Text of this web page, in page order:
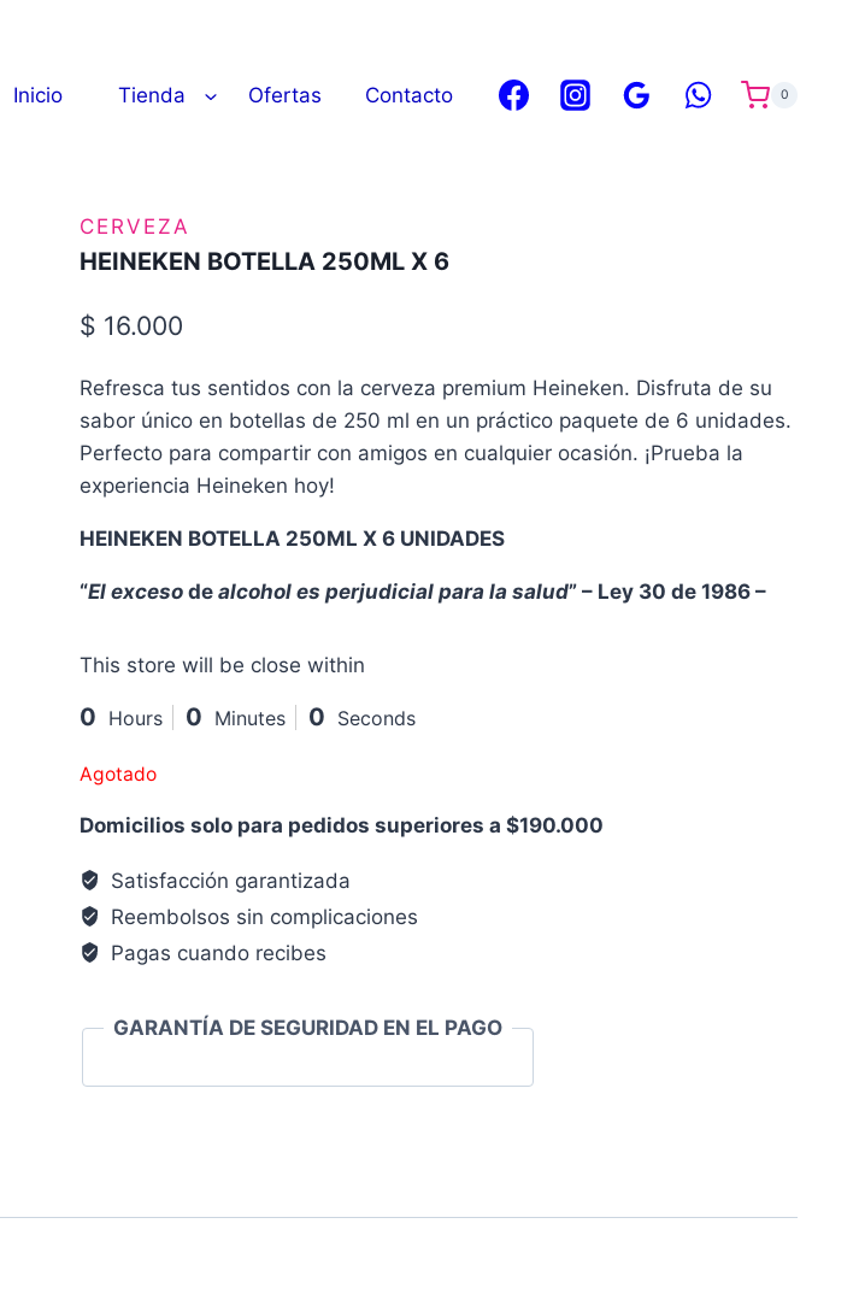
Inicio Tienda Ofertas Contacto 0
CERVEZA
HEINEKEN BOTELLA 250ML X 6
$ 16.000
Refresca tus sentidos con la cerveza premium Heineken. Disfruta de su
sabor único en botellas de 250 ml en un práctico paquete de 6 unidades.
Perfecto para compartir con amigos en cualquier ocasión. ¡Prueba la
experiencia Heineken hoy!
HEINEKEN BOTELLA 250ML X 6 UNIDADES
“El excesode alcohol es perjudicial para la salud” – Ley 30 de 1986 –
This store will be close within
0 Hours 0 Minutes 0 Seconds
Agotado
Domicilios solo para pedidos superiores a $190.000
Satisfacción garantizada
Reembolsos sin complicaciones
Pagas cuando recibes
GARANTÍA DE SEGURIDAD EN EL PAGO